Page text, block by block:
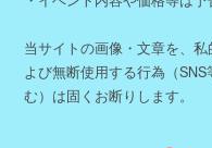
当サイトの画像・文章を、
よび無断使用する行為（
む）は固くお断りします。